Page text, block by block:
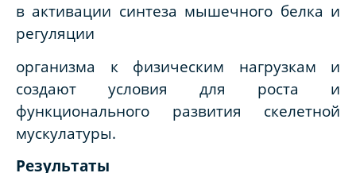
в активации синтеза мышечного белка и
регуляции
организма к физическим нагрузкам и
создают условия для роста и
функционального развития скелетной
мускулатуры.
Результаты